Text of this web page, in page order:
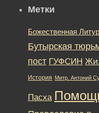
Метки
Божественная
Бутырская
пост ГУФСИН
История Митр. Антоний
Пасха